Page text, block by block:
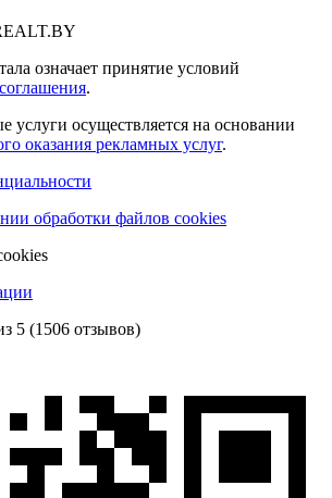
означает принятие условий
.
услуги осуществляется на основании
оказания рекламных услуг.
обработки файлов cookies
5 (1506 отзывов)